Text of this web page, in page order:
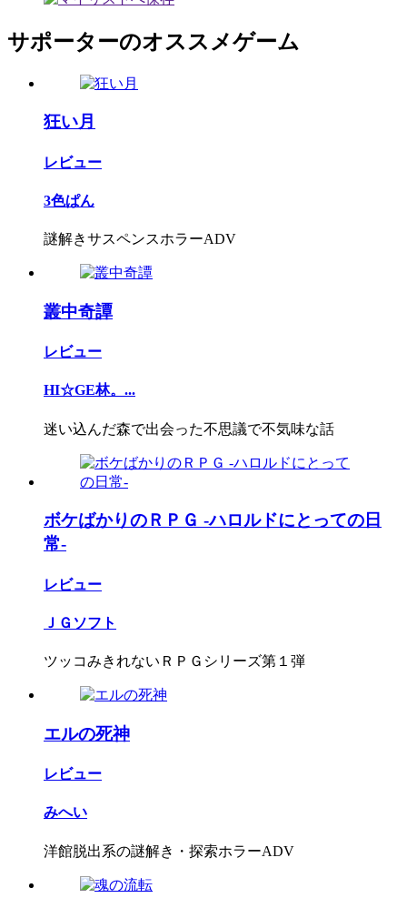
サポーターのオススメゲーム
狂い月
レビュー
3色ぱん
謎解きサスペンスホラーADV
叢中奇譚
レビュー
HI☆GE林。...
迷い込んだ森で出会った不思議で不気味な話
ボケばかりのＲＰＧ -ハロルドにとっての日
常-
レビュー
ＪＧソフト
ツッコみきれないＲＰＧシリーズ第１弾
エルの死神
レビュー
みへい
洋館脱出系の謎解き・探索ホラーADV